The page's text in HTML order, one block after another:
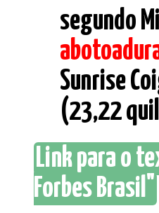
segundo
Sunrise
(23,22
Link para o
Forbes Brasil"